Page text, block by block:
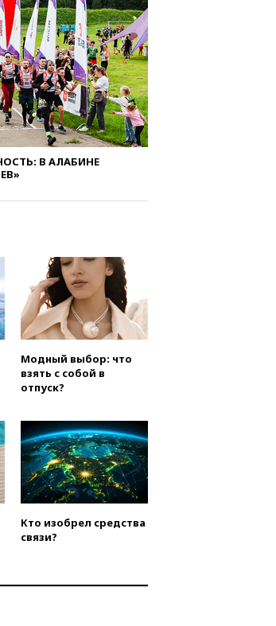
о прекращении
США и Ирана
22:15Три человека
ножевые ранения
нападении в Чехии
22:00Путин поручил
средства на новые
для Белгородской
21:56
Starlink для
в Брянске возбудили
дело
21:26Лидеры сборной
гимнастике получили
отказ в визах от
21:15Пентагон
16 новых видео с
21:00На границе
с Польшей скопилось
6,5 тысячи грузовиков
20:53Швыдкой:
точно
в 2026 году
20:45 ПВО за день
еще 75 украинских
В АЛАБИНЕ
Модный выбор: что
взять с собой в
отпуск?
Кто изобрел средства
связи?